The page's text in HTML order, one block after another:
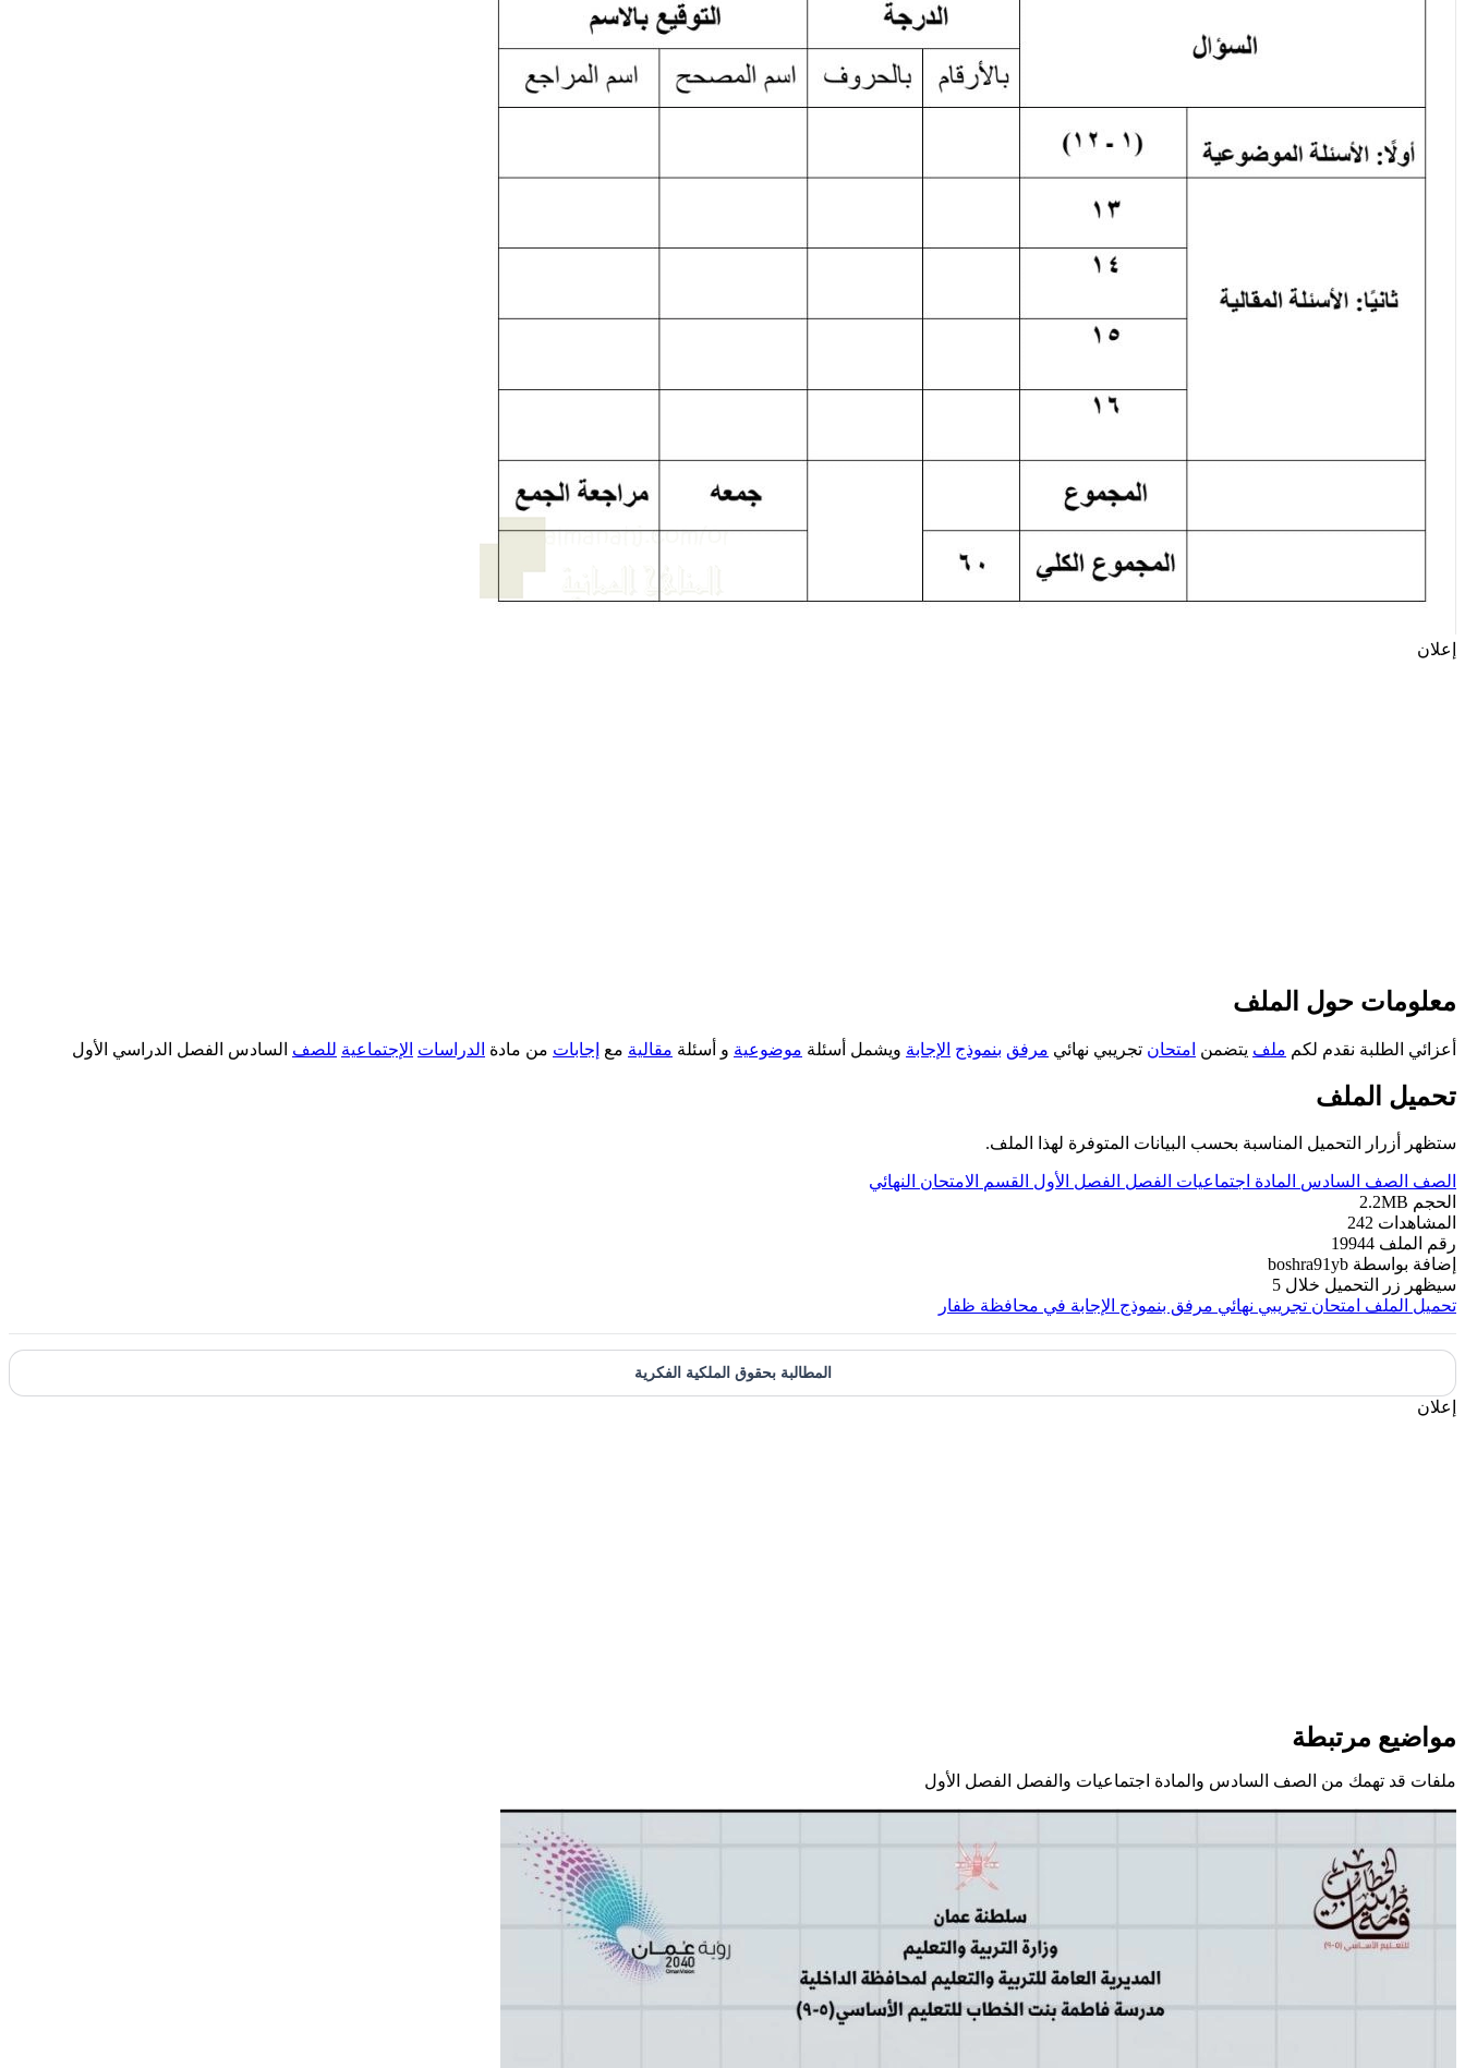
إعلان
معلومات حول الملف
أعزائي الطلبة نقدم لكم ملف يتضمن امتحان تجريبي نهائي مرفق بنموذج الإجابة ويشمل أسئلة موضوعية و أسئلة مقالية مع إجابات من مادة الدراسات الإجتماعية للصف السادس الفصل الدراسي الأول
تحميل الملف
ستظهر أزرار التحميل المناسبة بحسب البيانات المتوفرة لهذا الملف.
الصف الصف السادس المادة اجتماعيات الفصل الفصل الأول القسم الامتحان النهائي
الحجم 2.2MB
المشاهدات 242
رقم الملف 19944
إضافة بواسطة boshra91yb
سيظهر زر التحميل خلال 5
تحميل الملف امتحان تجريبي نهائي مرفق بنموذج الإجابة في محافظة ظفار
المطالبة بحقوق الملكية الفكرية
إعلان
مواضيع مرتبطة
ملفات قد تهمك من الصف السادس والمادة اجتماعيات والفصل الفصل الأول